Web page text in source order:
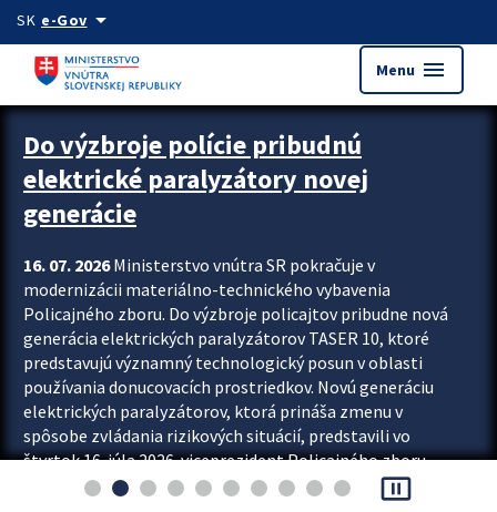
Preskocit na hlavný obsah
SK e-Govarrow_drop_down
Menu menu
Zastavit automatický posun upútavok
Do výzbroje polície pribudnú
elektrické paralyzátory novej
generácie
16. 07. 2026Ministerstvo vnútra SR pokračuje v
modernizácii materiálno-technického vybavenia
Policajného zboru. Do výzbroje policajtov pribudne nová
generácia elektrických paralyzátorov TASER 10, ktoré
predstavujú významný technologický posun v oblasti
používania donucovacích prostriedkov. Novú generáciu
elektrických paralyzátorov, ktorá prináša zmenu v
spôsobe zvládania rizikových situácií, predstavili vo
štvrtok 16. júla 2026 viceprezident Policajného zboru
Rastislav Polakovič a riaditeľ odboru výcviku...
pause_presentation